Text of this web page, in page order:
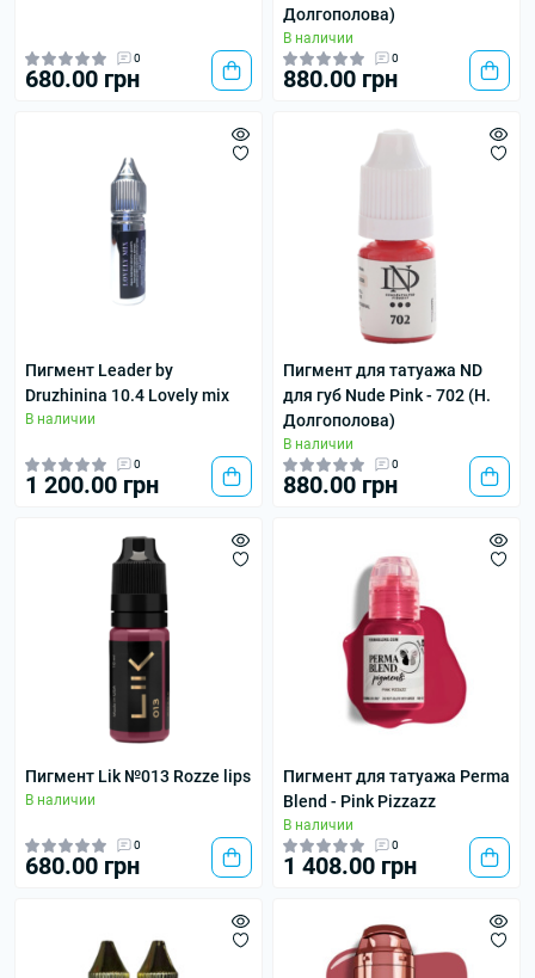
0
680.00 грн
Долгополова)
В наличии
0
880.00 грн
Пигмент Leader by
Druzhinina 10.4 Lovely mix
В наличии
0
1 200.00 грн
Пигмент для татуажа ND
для губ Nude Pink - 702 (Н.
Долгополова)
В наличии
0
880.00 грн
Пигмент Lik №013 Rozze lips
В наличии
0
680.00 грн
Пигмент для татуажа Perma
Blend - Pink Pizzazz
В наличии
0
1 408.00 грн